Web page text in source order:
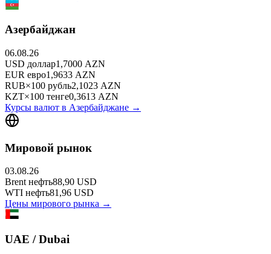
Азербайджан
06.08.26
USD доллар1,7000 AZN
EUR евро1,9633 AZN
RUB×100 рубль2,1023 AZN
KZT×100 тенге0,3613 AZN
Курсы валют в Азербайджане →
Мировой рынок
03.08.26
Brent нефть88,90 USD
WTI нефть81,96 USD
Цены мирового рынка →
UAE / Dubai